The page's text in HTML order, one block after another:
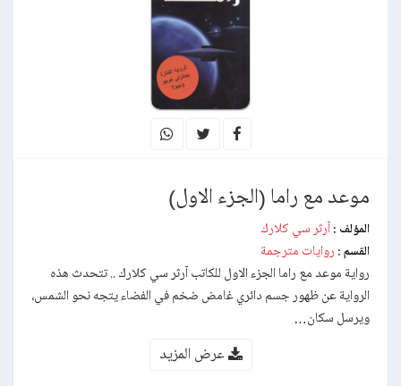
موعد مع راما (الجزء الاول)
المؤلف : آرثر سي كلارك
القسم : روايات مترجمة
رواية موعد مع راما الجزء الاول للكاتب آرثر سي كلارك .. تتحدث هذه
الرواية عن ظهور جسم دائري غامض ضخم في الفضاء يتجه نحو الشمس،
ويرسل سكان…
عرض المزيد